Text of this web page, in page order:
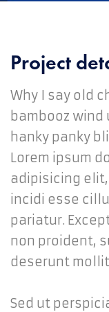
Project
Why I say old
bambooz wind
hanky panky
Lorem ipsum
adipisicing
incidi esse
pariatur.
non proident,
deserunt
Sed ut